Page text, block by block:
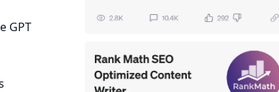
GPT